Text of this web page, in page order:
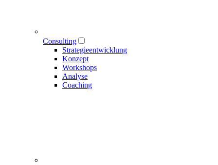
Consulting
Strategieentwicklung
Konzept
Workshops
Analyse
Coaching